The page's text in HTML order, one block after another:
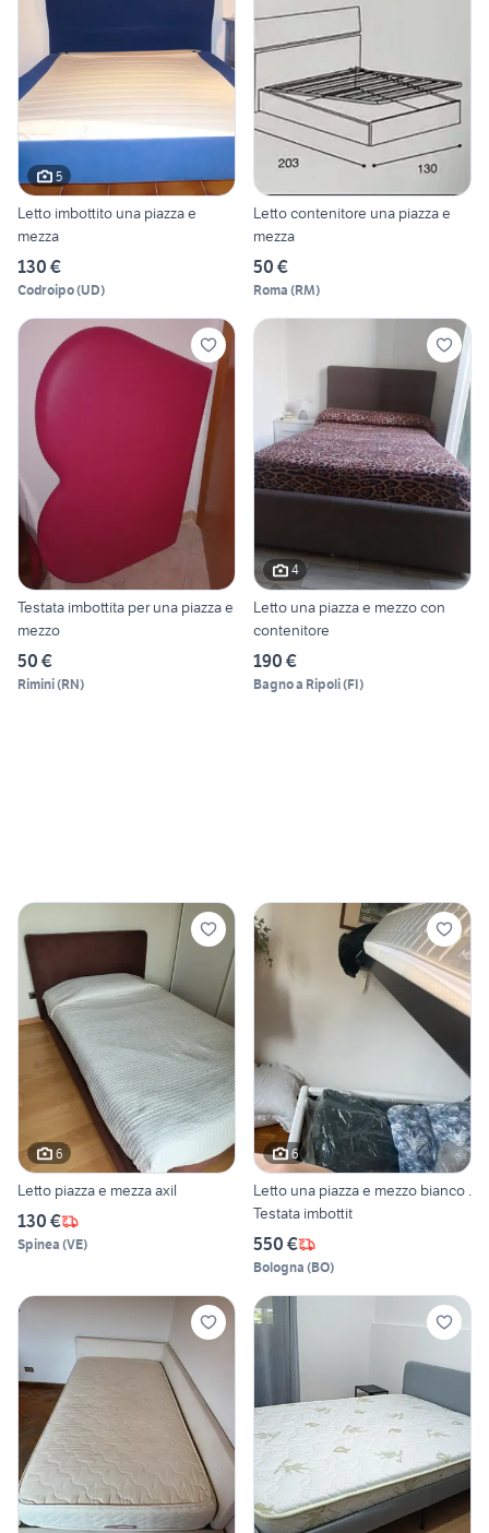
5
Letto imbottito una piazza e
mezza
130 €
Codroipo(UD)
Letto contenitore una piazza e
mezza
50 €
Roma (RM)
Testata imbottita per una piazza e
mezzo
50 €
Rimini(RN)
4
Letto una piazza e mezzo con
contenitore
190 €
Bagno a Ripoli(FI)
6
Letto piazza e mezza axil
130 €
Spinea (VE)
6
Letto una piazza e mezzo bianco .
Testata imbottit
550 €
Bologna (BO)